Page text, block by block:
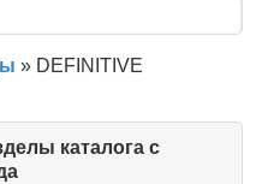
» DEFINITIVE
каталога с